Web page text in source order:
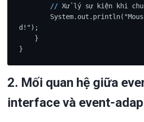
// Xử lý sự kiện khi
d!");
}
2. Mối quan hệ giữa
interface và event-